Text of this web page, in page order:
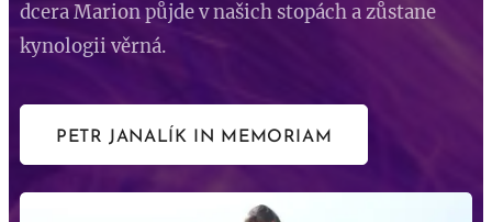
dcera Marion půjde v našich stopách a zůstane
kynologii věrná.
PETR JANALÍK IN MEMORIAM